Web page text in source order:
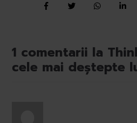
1 comentarii la
cele mai deștepte